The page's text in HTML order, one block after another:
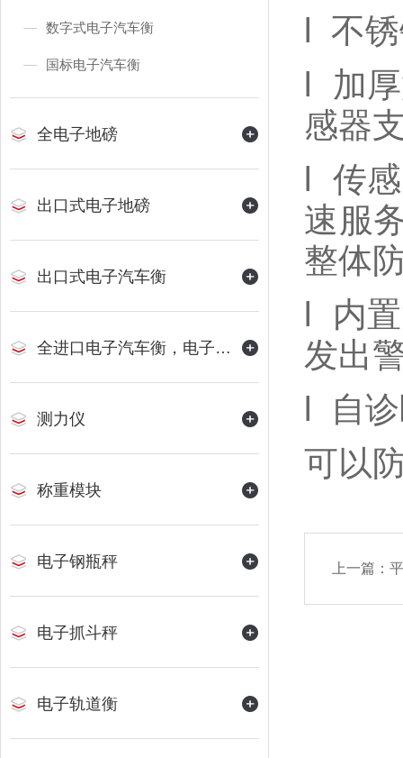
数字式电子汽车衡
国标电子汽车衡
全电子地磅
出口式电子地磅
出口式电子汽车衡
全进口电子汽车衡，电子地磅
测力仪
称重模块
电子钢瓶秤
电子抓斗秤
电子轨道衡
l 不
l 加
感器
l 传
速服
整体
l 内
发出
l
自
可以
上一篇：